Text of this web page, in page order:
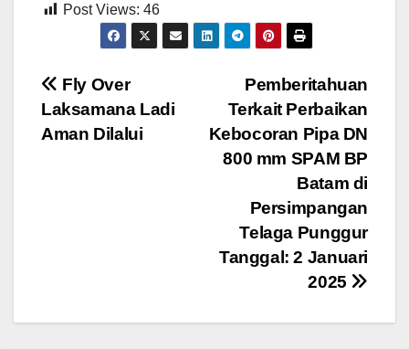
Post Views: 46
Navigasi
pos
Pemberitahuan
Terkait Perbaikan
Kebocoran Pipa DN
800 mm SPAM BP
Batam di
Persimpangan
Telaga Punggur
Tanggal: 2 Januari
2025
Fly Over
Laksamana Ladi
Aman Dilalui